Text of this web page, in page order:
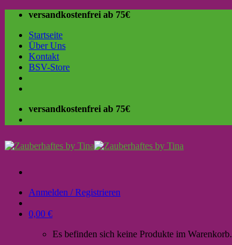
Skip
content
versandkostenfrei ab 75€
Startseite
Über Uns
Kontakt
BSV-Store
versandkostenfrei ab 75€
Anmelden / Registrieren
0,00 €
Es befinden sich keine Produkte im Warenkorb.